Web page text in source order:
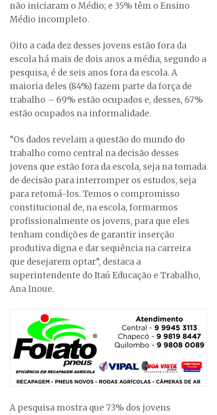
não iniciaram o Médio; e 35% têm o Ensino
Médio incompleto.
Oito a cada dez desses jovens estão fora da
escola há mais de dois anos a média, segundo a
pesquisa, é de seis anos fora da escola. A
maioria deles (84%) fazem parte da força de
trabalho – 69% estão ocupados e, desses, 67%
estão ocupados na informalidade.
“Os dados revelam a questão do mundo do
trabalho como central na decisão desses
jovens que estão fora da escola, seja na tomada
de decisão para interromper os estudos, seja
para retomá-los. Temos o compromisso
constitucional de, na escola, formarmos
profissionalmente os jovens, para que eles
tenham condições de garantir inserção
produtiva digna e dar sequência na carreira
que desejarem optar”, destaca a
superintendente do Itaú Educação e Trabalho,
Ana Inoue.
A pesquisa mostra que 73% dos jovens